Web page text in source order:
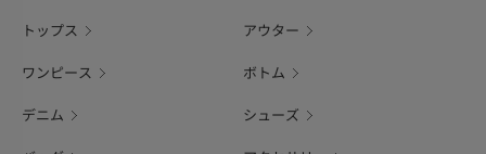
トップス アウター
ワンピース ボトム
デニム シューズ